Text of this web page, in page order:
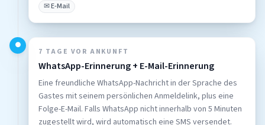
✉ E-Mail
●
7 TAGE VOR ANKUNFT
WhatsApp-Erinnerung + E-Mail-Erinnerung
Eine freundliche WhatsApp-Nachricht in der Sprache des
Gastes mit seinem persönlichen Anmeldelink, plus eine
Folge-E-Mail. Falls WhatsApp nicht innerhalb von 5 Minuten
zugestellt wird, wird automatisch eine SMS versendet.